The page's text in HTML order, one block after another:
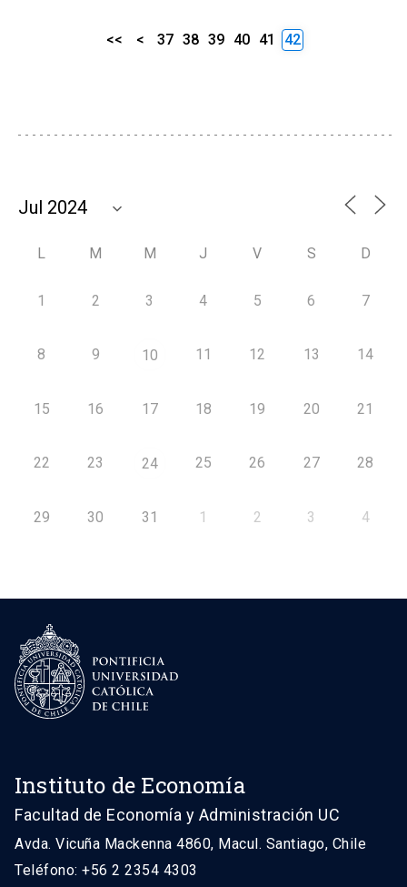
<< < 37 38 39 40 41 42
L M M J V S D
1 2 3 4 5 6 7
8 9 10 11 12 13 14
15 16 17 18 19 20 21
22 23 24 25 26 27 28
29 30 31 1 2 3 4
Instituto de Economía
Facultad de Economía y Administración UC
Avda. Vicuña Mackenna 4860, Macul. Santiago, Chile
Teléfono: +56 2 2354 4303